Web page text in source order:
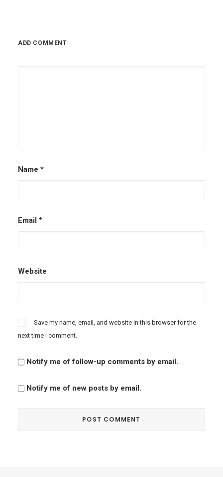
ADD COMMENT
Name *
Email *
Website
Save my name, email, and website in this browser for the
next time I comment.
Notify me of follow-up comments by email.
Notify me of new posts by email.